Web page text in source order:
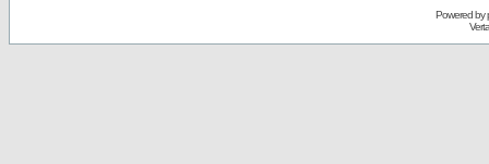
Powered by